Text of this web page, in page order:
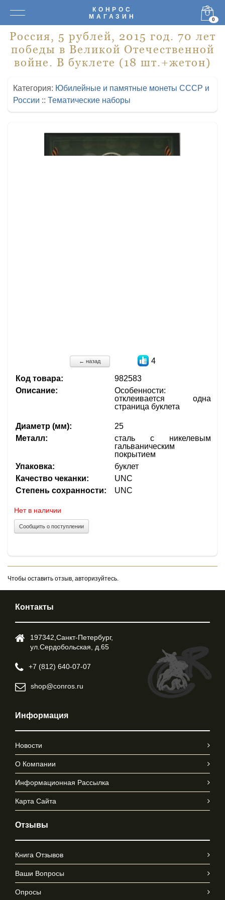
КОНРОС
МАГАЗИН
0
Россия, 5 рублей, 2015 год. 70 лет
победы в Великой Отечественной
войне. В буклете (18 шт.+жетон)
Категория: Юбилейные и памятные монеты СССР и
России :: Тематические наборы
← назад 4
Код товара:
982583
Описание:
Особенности:
отклеивается одна
страница буклета
Диаметр (мм):
25
Металл:
сталь с никелевым
гальваническим
покрытием
Упаковка:
буклет
Качество чеканки:
UNC
Степень сохранности:
UNC
Нет в наличии
Сообщить о поступлении
Чтобы оставить отзыв, авторизуйтесь.
Контакты
197342,Cанкт-Петербург,
ул.Cердобольская, д.65
+7 (812) 640-07-07
shop@conros.ru
Информация
Новости
О Компании
Информационная Рассылка
Карта Сайта
Отзывы
Книга Отзывов
Ваши Вопросы
Опросы